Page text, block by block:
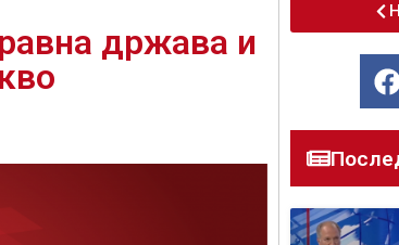
држава и